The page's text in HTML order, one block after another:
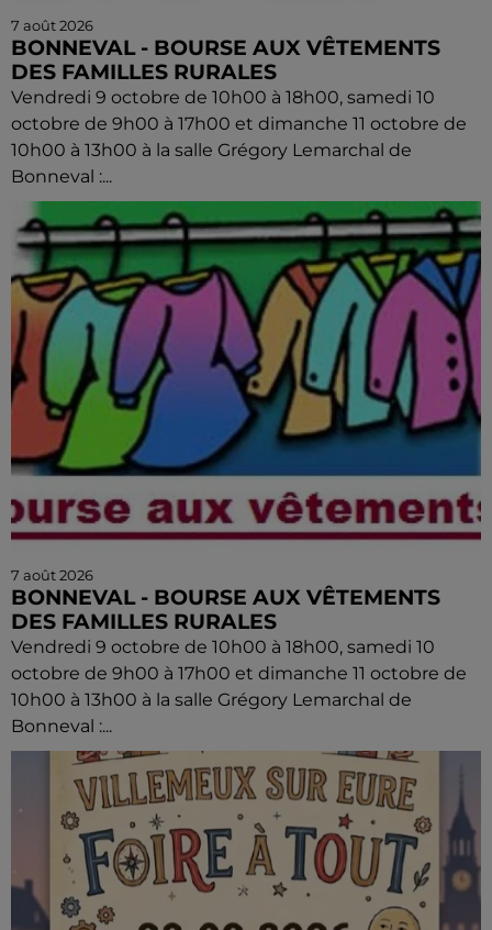
7 août 2026
BONNEVAL - BOURSE AUX VÊTEMENTS
DES FAMILLES RURALES
Vendredi 9 octobre de 10h00 à 18h00, samedi 10
octobre de 9h00 à 17h00 et dimanche 11 octobre de
10h00 à 13h00 à la salle Grégory Lemarchal de
Bonneval :...
7 août 2026
BONNEVAL - BOURSE AUX VÊTEMENTS
DES FAMILLES RURALES
Vendredi 9 octobre de 10h00 à 18h00, samedi 10
octobre de 9h00 à 17h00 et dimanche 11 octobre de
10h00 à 13h00 à la salle Grégory Lemarchal de
Bonneval :...